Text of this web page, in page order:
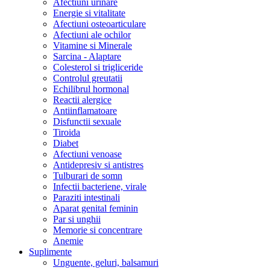
Afectiuni urinare
Energie si vitalitate
Afectiuni osteoarticulare
Afectiuni ale ochilor
Vitamine si Minerale
Sarcina - Alaptare
Colesterol si trigliceride
Controlul greutatii
Echilibrul hormonal
Reactii alergice
Antiinflamatoare
Disfunctii sexuale
Tiroida
Diabet
Afectiuni venoase
Antidepresiv si antistres
Tulburari de somn
Infectii bacteriene, virale
Paraziti intestinali
Aparat genital feminin
Par si unghii
Memorie si concentrare
Anemie
Suplimente
Unguente, geluri, balsamuri